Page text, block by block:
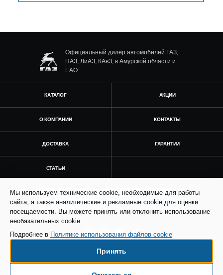
Официальный дилер автомобилей ГАЗ,
ПАЗ, ЛиАЗ, КАвЗ, в Амурской области и
ЕАО
КАТАЛОГ АКЦИИ
О КОМПАНИИ КОНТАКТЫ
ДОСТАВКА ГАРАНТИИ
СТАТЬИ
Получить консультацию
© Все права защищены. Информация сайта
Мы используем технические cookie, необходимые для работы
сайта, а также аналитические и рекламные cookie для оценки
посещаемости. Вы можете принять или отклонить использование
необязательных cookie.
Подробнее в Политике использования файлов cookie
Принять